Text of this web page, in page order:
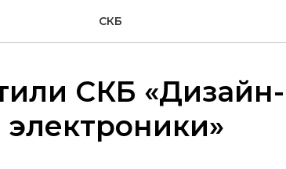
СКБ
СКБ